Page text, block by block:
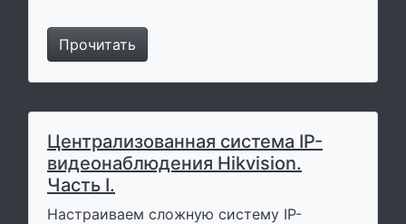
Прочитать
Централизованная система IP-
видеонаблюдения Hikvision.
Часть I.
Настраиваем сложную систему IP-